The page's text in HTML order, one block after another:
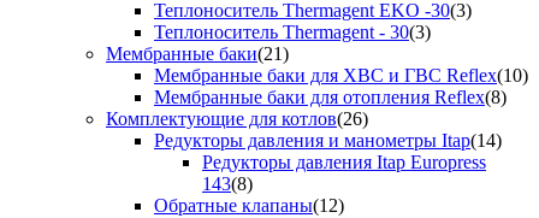
Теплоноситель Thermagent EKO -30(3)
Теплоноситель Thermagent - 30(3)
Мембранные баки(21)
Мембранные баки для ХВС и ГВС Reflex(10)
Мембранные баки для отопления Reflex(8)
Комплектующие для котлов(26)
Редукторы давления и манометры Itap(14)
Редукторы давления Itap Europress
143(8)
Обратные клапаны(12)